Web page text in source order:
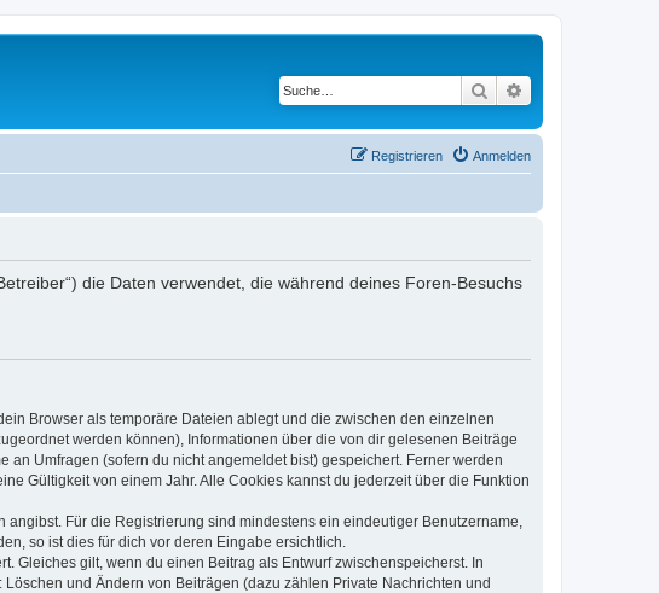
Suche
Anmelden
Registrieren
die Daten verwendet, die während deines Foren-Besuchs
Browser als temporäre Dateien ablegt und die zwischen den einzelnen
werden können), Informationen über die von dir gelesenen Beiträge
Umfragen (sofern du nicht angemeldet bist) gespeichert. Ferner werden
Gültigkeit von einem Jahr. Alle Cookies kannst du jederzeit über die Funktion
Für die Registrierung sind mindestens ein eindeutiger Benutzername,
so ist dies für dich vor deren Eingabe ersichtlich.
Gleiches gilt, wenn du einen Beitrag als Entwurf zwischenspeicherst. In
und Ändern von Beiträgen (dazu zählen Private Nachrichten und